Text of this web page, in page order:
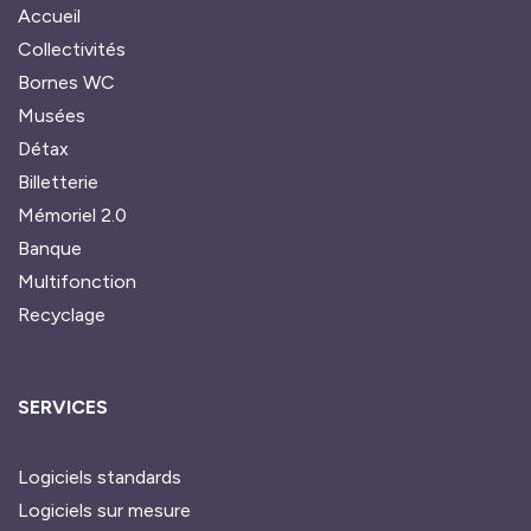
Accueil
Collectivités
Bornes WC
Musées
Détax
Billetterie
Mémoriel 2.0
Banque
Multifonction
Recyclage
SERVICES
Logiciels standards
Logiciels sur mesure